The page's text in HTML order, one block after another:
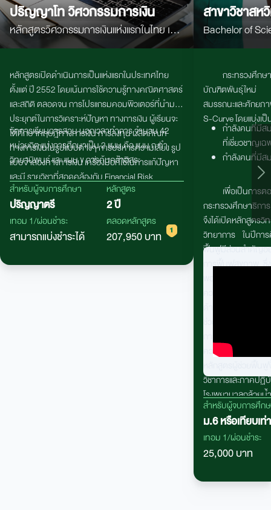
ปริญญาโท วิศวกรรมการเงิน
หลักสูตรวิศวกรรมการเงินแห่งแรกในไทย เน้น
คณิตศาสตร์ สถิติ Programming และ AI
และตลาดทุนยุคใหม่
หลักสูตรเปิดดำเนินการเป็นแห่งแรกในประเทศไทย
ตั้งแต่ ปี2552โดยเน้นการใช้ความรู้ทางคณิตศาสตร์
และสถิติ ตลอดจน การโปรแกรมคอมพิวเตอร์ที่นำมา
ประยุกต์ในการวิเคราะห์ปัญหา ทางการเงิน ผู้เรียนจะ
ได้ศึกษาทฤษฎีทางการเงิน การลงทุน ผลิตภัณฑ์
ทางการเงินในรูปแบบต่างๆ การบริหารความเสี่ยง รูป
แบบจำลองทางการเงิน เครื่องมือที่ใช้ในการแก้ปัญหา
และมี รายวิชาที่สอดคล้องกับ Financial Risk
Manager (FM)หลักสูตรมีที่ปรึกษาเป็นผู้เชี่ยวชาญมือ
อาชีพทางการเงิน อาทิ ธุรกิจธนาคาร และธุรกิจประกัน
ภัย รวมถึงมีความร่วมมือทางด้าน วิชาการกับภาค
ธุรกิจหลักทรัพย์ เช่น สมาคมนักวิเคราะห์หลัก ทรัพย์
จัดการเรียนการสอน นอกเวลาทำการ จํานวน 42
หน่วยกิต แบ่งการศึกษาเป็น 2 แผน คือ แผน ก ทํา
วิทยานิพนธ์ และ แผน ข การค้นคว้าอิสระ
สำหรับผู้จบการศึกษา
ปริญญาตรี
หลักสูตร
2 ปี
เทอม 1/ผ่อนชำระ
สามารถแบ่งชำระได้
ตลอดหลักสูตร
207,950 บาท
สาขาวิชาสห
Bachelor of
กระทรวงศึกษ
บัณฑิตพันธุ์ใหม่
สมรรถนะและศักย
S-Curve โดยแบ่งเ
กำลังคนที่มีส
ที่เชี่ยวชาญเฉ
กำลังคนที่มีส
เพื่อเป็นการ
กระทรวงศึกษาธิกา
จึงได้เปิดหลักสู
วิทยาการ ในปีกา
ฟื้นฟูมีส่วนสำคัญอ
การฟื้นฟูสุขภาพ
ความสำคัญในก
วิชาการและภาคป
โรงพยาบาลกล้วยน้
สำหรับผู้จบการศึก
ม.6 หรือเทียบเท่า
เทอม 1/ผ่อนชำระ
25,000 บาท